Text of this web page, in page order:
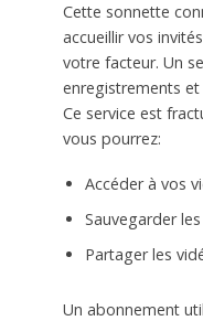
Cette sonnette
accueillir vos
votre facteur. Un
enregistrements
Ce service est
vous pourrez:
Accéder à vos
Sauvegarder
Partager les
Un abonnement